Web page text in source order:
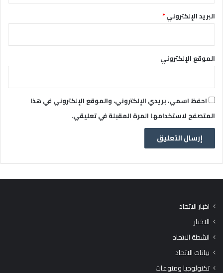
البريد الإلكتروني*
الموقع الإلكتروني
احفظ اسمي، بريدي الإلكتروني، والموقع الإلكتروني في هذا
المتصفح لاستخدامها المرة المقبلة في تعليقي.
اخبار الاتحاد
الاخبار
انشطة الاتحاد
بيانات الاتحاد
تكنولوجيا ومنوعات